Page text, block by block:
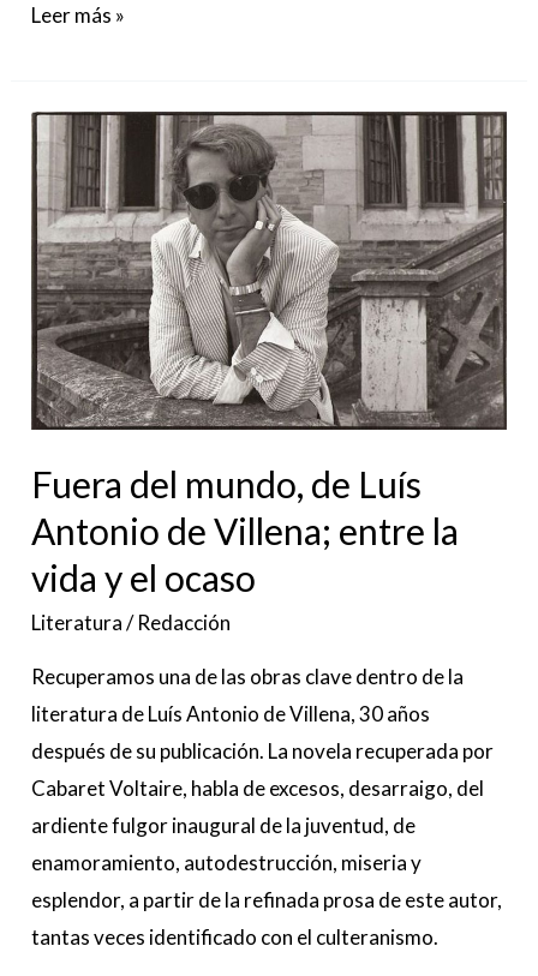
Leer más »
Fuera del mundo, de Luís
Antonio de Villena; entre la
vida y el ocaso
Literatura/Redacción
Recuperamos una de las obras clave dentro de la
literatura de Luís Antonio de Villena, 30 años
después de su publicación. La novela recuperada por
Cabaret Voltaire, habla de excesos, desarraigo, del
ardiente fulgor inaugural de la juventud, de
enamoramiento, autodestrucción, miseria y
esplendor, a partir de la refinada prosa de este autor,
tantas veces identificado con el culteranismo.
Fuera
del
mundo,
de
Luís
Antonio
de
Villena;
entre
vida
y
el
ocaso